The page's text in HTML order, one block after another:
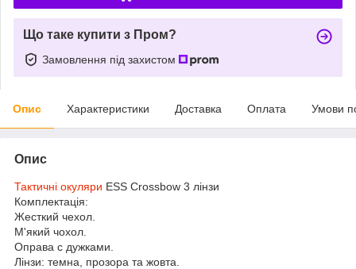
Що таке купити з Пром?
Замовлення під захистом
Опис Характеристики Доставка Оплата Умови
Опис
Тактичні окуляри ESS Crossbow 3 лінзи
Комплектація:
Жесткий чехол.
М'який чохол.
Оправа с дужками.
Лінзи: темна, прозора та жовта.